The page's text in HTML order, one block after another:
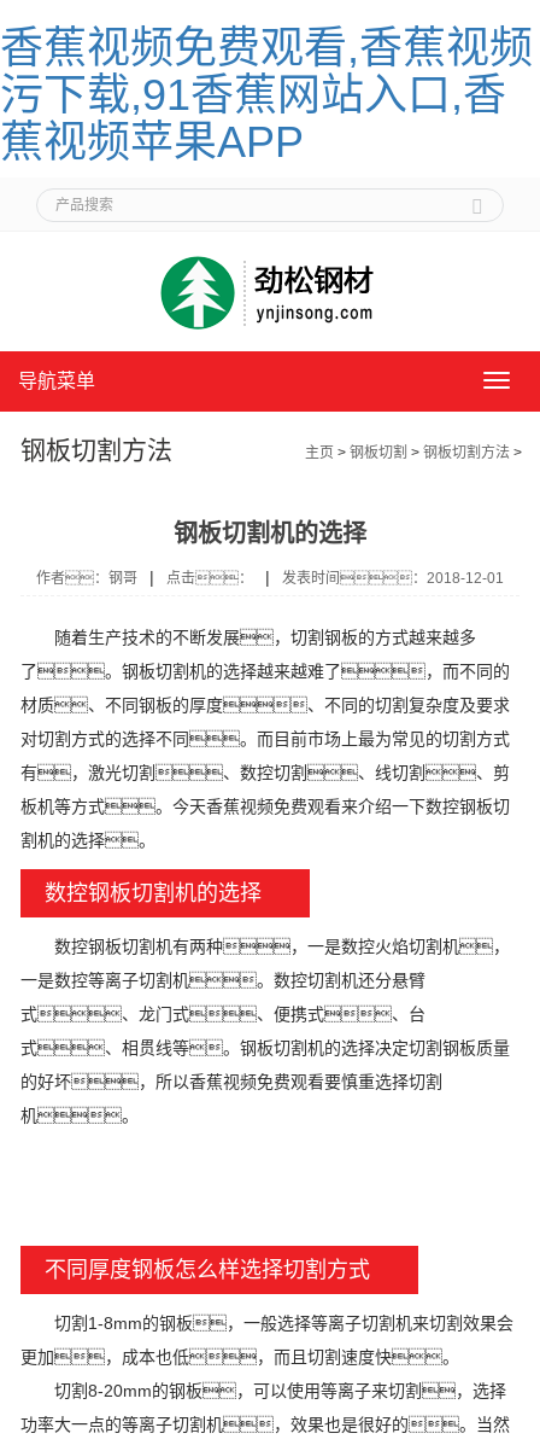
香蕉视频免费观看,香蕉视频
污下载,91香蕉网站入口,香
蕉视频苹果APP
导
单
导航菜单
钢板切割方法 主页 > 钢板切割 > 钢板切割方法 >
钢板切割机的选择
作者：钢哥 | 点击： | 发表时间：2018-12-01
随着生产技术的不断发展，切割钢板的方式越来越多
了。钢板切割机的选择越来越难了，而不同的
材质、不同钢板的厚度、不同的切割复杂度及要求
对切割方式的选择不同。而目前市场上最为常见的切割方式
有，激光切割、数控切割、线切割、剪
板机等方式。今天香蕉视频免费观看来介绍一下数控钢板切
割机的选择。
数控钢板切割机的选择
数控钢板切割机有两种，一是数控火焰切割机，
一是数控等离子切割机。数控切割机还分悬臂
式、龙门式、便携式、台
式、相贯线等。钢板切割机的选择决定切割钢板质量
的好坏，所以香蕉视频免费观看要慎重选择切割
机。
不同厚度钢板怎么样选择切割方式
切割1-8mm的钢板，一般选择等离子切割机来切割效果会
更加，成本也低，而且切割速度快。
切割8-20mm的钢板，可以使用等离子来切割，选择
功率大一点的等离子切割机，效果也是很好的。当然